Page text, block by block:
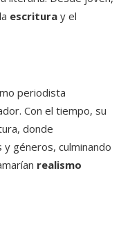
escritura y el
periodista
Con el tiempo, su
donde
géneros, culminando
realismo